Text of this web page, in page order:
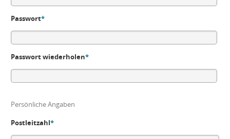
Passwort*
Passwort wiederholen*
Persönliche Angaben
Postleitzahl*